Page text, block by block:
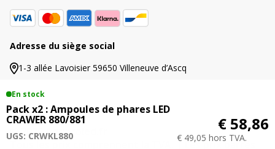
En stock
Pack x2 : Ampoules de phares LED
CRAWER 880/881
UGS: CRWKL880
€ 58,86
€ 49,05 hors TVA.
Adresse du siège social
1-3 allée Lavoisier 59650 Villeneuve d’Ascq
© 2026 Agriproled.fr
Tous les prix comprennent la TVA. | Les prix barrés